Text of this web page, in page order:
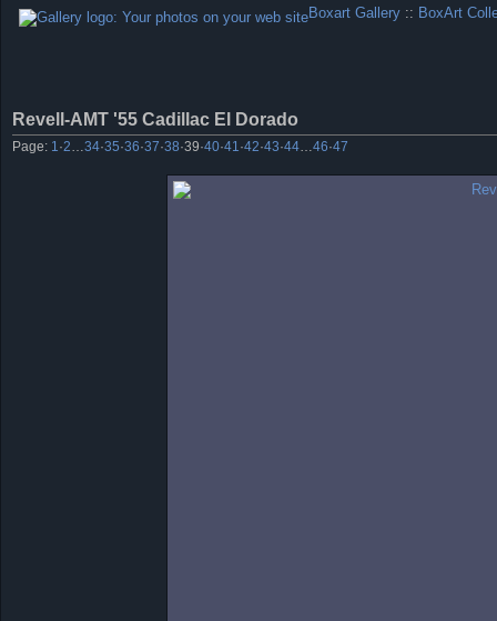
Boxart Gallery :: BoxArt
Revell-AMT '55 Cadillac El Dorado
Page: 1 ·2 34·35·36·37·38·39·40·41 ·42·43·44 46·47